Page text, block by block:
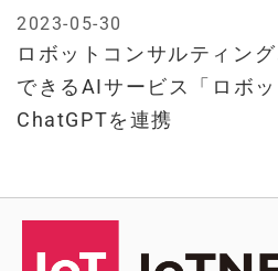
ロボットコンサルティン
できるAIサービス「ロボ
ChatGPTを連携
2023-05-30